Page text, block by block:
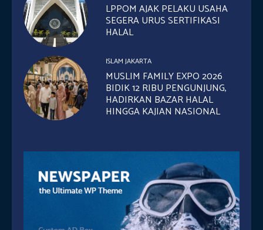
LPPOM AJAK PELAKU USAHA
SEGERA URUS SERTIFIKASI
HALAL
ISLAM JAKARTA
MUSLIM FAMILY EXPO 2026
BIDIK 12 RIBU PENGUNJUNG,
HADIRKAN BAZAR HALAL
HINGGA KAJIAN NASIONAL